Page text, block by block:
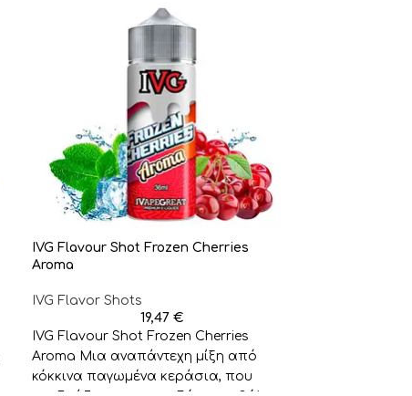
IVG Flavour Shot Frozen Cherries
Aroma
IVG Flavor Shots
19,47 €
IVG Flavour Shot Frozen Cherries
Aroma Μια αναπάντεχη μίξη από
κόκκινα παγωμένα κεράσια, που